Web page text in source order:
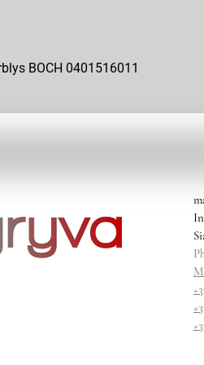
BOCH 0401516011